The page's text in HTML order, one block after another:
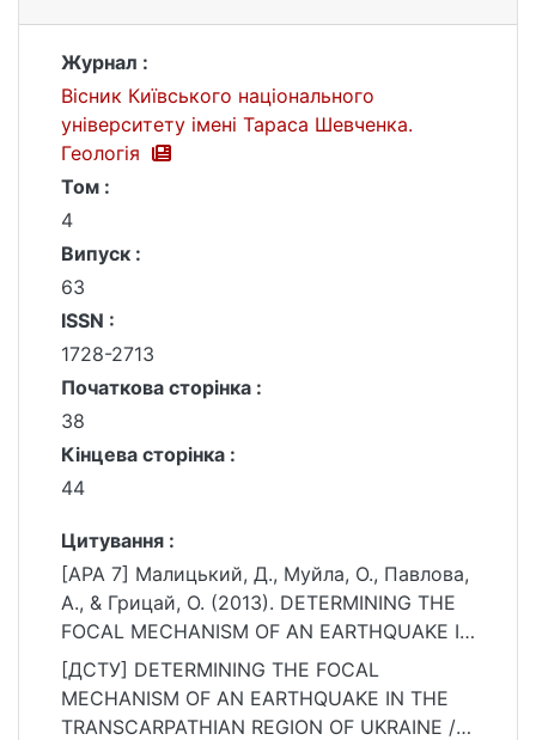
Журнал :
Вісник Київського національного
університету імені Тараса Шевченка.
Геологія
Том :
4
Випуск :
63
ISSN :
1728-2713
Початкова сторінка :
38
Кінцева сторінка :
44
Цитування :
[APA 7] Малицький, Д., Муйла, О., Павлова,
А., & Грицай, О. (2013). DETERMINING THE
FOCAL MECHANISM OF AN EARTHQUAKE IN
THE TRANSCARPATHIAN REGION OF
UKRAINE. Вісник Київського національного
університету імені Тараса Шевченка.
[ДСТУ] DETERMINING THE FOCAL
MECHANISM OF AN EARTHQUAKE IN THE
TRANSCARPATHIAN REGION OF UKRAINE /